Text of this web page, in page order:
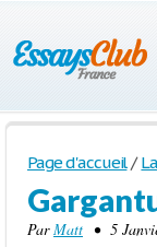
Page d'accueil /
ParMatt • 5